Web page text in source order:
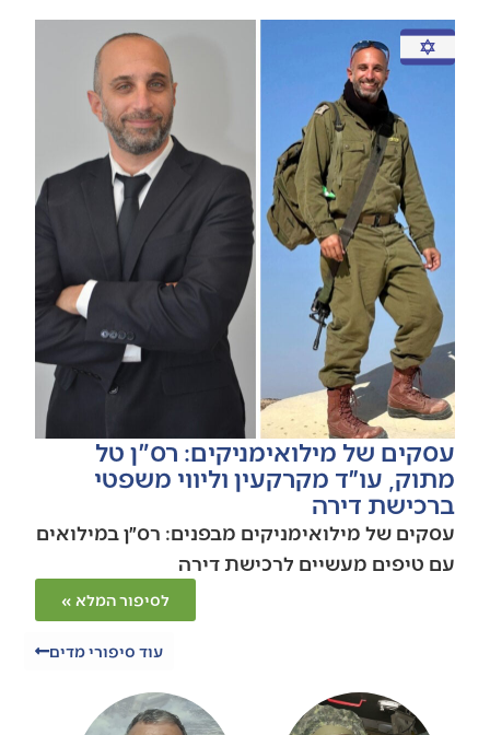
עסקים של מילואימניקים: רס"ן טל
מתוק, עו״ד מקרקעין וליווי משפטי
ברכישת דירה
עסקים של מילואימניקים מבפנים: רס״ן במילואים
עם טיפים מעשיים לרכישת דירה
לסיפור המלא »
עוד סיפורי מדים